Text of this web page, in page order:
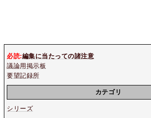
必読:編集に当たっての諸注意
議論用掲示板
要望記録所
カテゴリ
シリーズ